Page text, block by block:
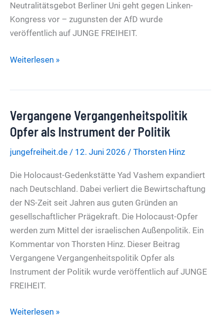
Neutralitätsgebot Berliner Uni geht gegen Linken-
Kongress vor – zugunsten der AfD wurde
veröffentlich auf JUNGE FREIHEIT.
Streit
Uni
geht
gegen
Linken-
Kongress
–
zugunsten
Weiterlesen »
Vergangene Vergangenheitspolitik
Opfer als Instrument der Politik
jungefreiheit.de / 12. Juni 2026 / Thorsten Hinz
Die Holocaust-Gedenkstätte Yad Vashem expandiert
nach Deutschland. Dabei verliert die Bewirtschaftung
der NS-Zeit seit Jahren aus guten Gründen an
gesellschaftlicher Prägekraft. Die Holocaust-Opfer
werden zum Mittel der israelischen Außenpolitik. Ein
Kommentar von Thorsten Hinz. Dieser Beitrag
Vergangene Vergangenheitspolitik Opfer als
Instrument der Politik wurde veröffentlich auf JUNGE
FREIHEIT.
Vergangene
Weiterlesen »